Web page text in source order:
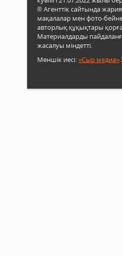
® Агенттік сайтында
мақалалар мен фото-
авторлық құқықтары
Материалдарды
жасалуы міндетті.
Меншік иесі:«Сыр медиа»